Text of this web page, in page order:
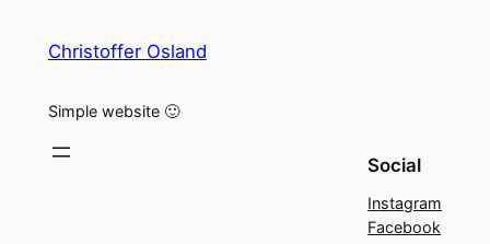
Christoffer Osland
Simple website 🙂
Social
Instagram
Facebook